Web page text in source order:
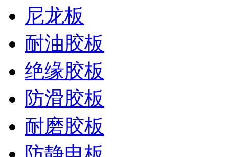
尼龙板
耐油胶板
绝缘胶板
防滑胶板
耐磨胶板